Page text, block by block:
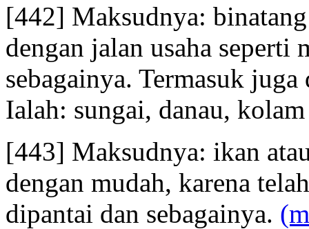
[442] Maksudnya:
dengan jalan usaha seperti
sebagainya. Termasuk
Ialah: sungai, danau,
[443] Maksudnya: ikan
dengan mudah, karena
dipantai dan sebagainya.